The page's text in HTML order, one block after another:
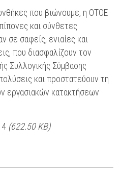
που βιώνουμε, η ΟΤΟΕ
και σύνθετες
σε σαφείς, ενιαίες και
που διασφαλίζουν τον
Συλλογικής Σύμβασης
και προστατεύουν τη
εργασιακών κατακτήσεων
(622.50 KB)